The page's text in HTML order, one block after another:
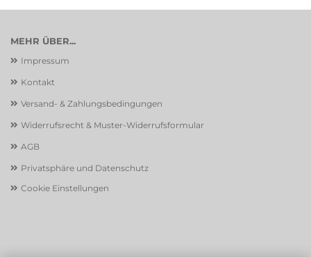
MEHR ÜBER...
Impressum
Kontakt
Versand- & Zahlungsbedingungen
Widerrufsrecht & Muster-Widerrufsformular
AGB
Privatsphäre und Datenschutz
Cookie Einstellungen